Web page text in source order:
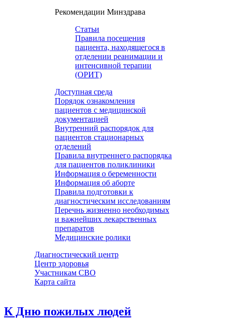
Рекомендации Минздрава
Статьи
Правила посещения
пациента, находящегося в
отделении реанимации и
интенсивной терапии
(ОРИТ)
Доступная среда
Порядок ознакомления
пациентов с медицинской
документацией
Внутренний распорядок для
пациентов стационарных
отделений
Правила внутреннего распорядка
для пациентов поликлиники
Информация о беременности
Информация об аборте
Правила подготовки к
диагностическим исследованиям
Перечнь жизненно необходимых
и важнейших лекарственных
препаратов
Медицинские ролики
Диагностический центр
Центр здоровья
Участникам СВО
Карта сайта
К Дню пожилых людей